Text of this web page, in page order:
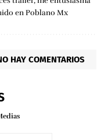
en Poblano Mx
HAY COMENTARIOS